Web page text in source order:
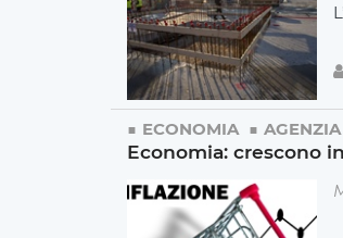
ECONOMIA
Economia: crescono